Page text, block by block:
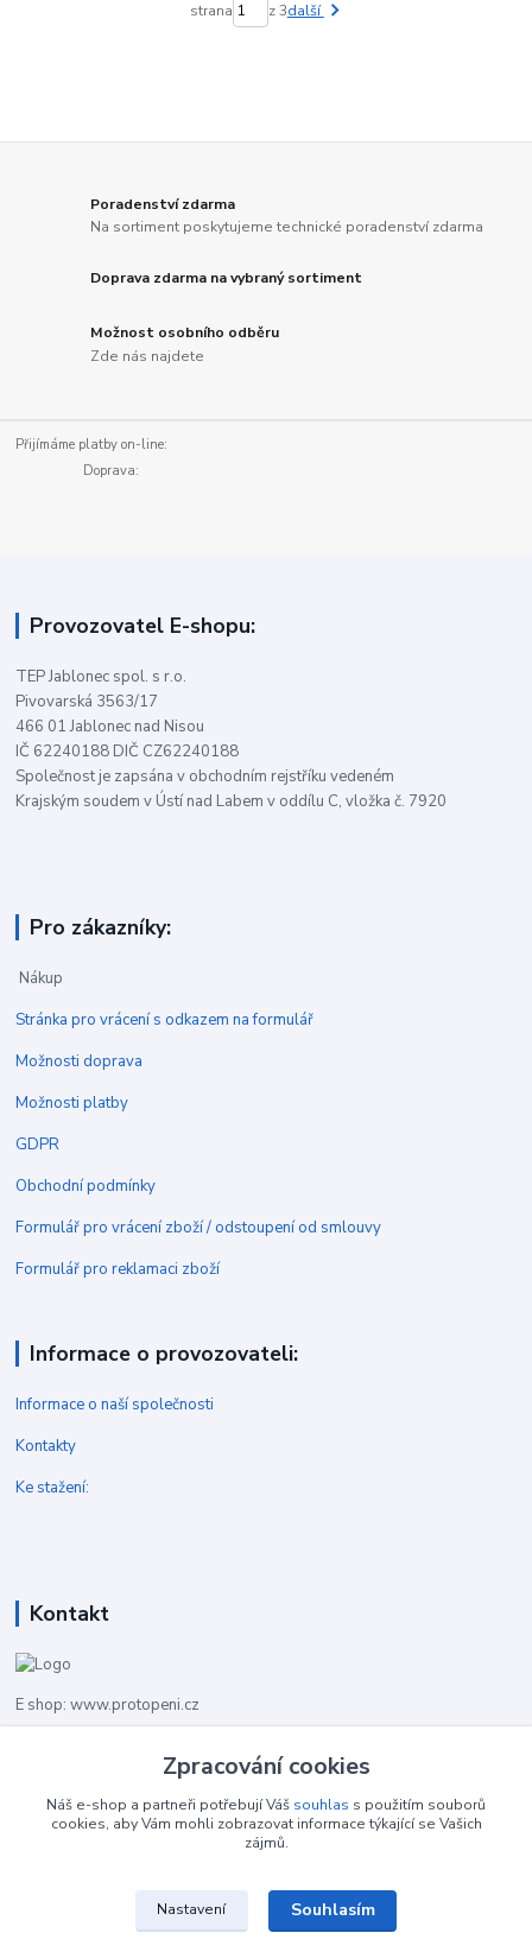
strana z 3další
Poradenství zdarma
Na sortiment poskytujeme technické poradenství zdarma
Doprava zdarma na vybraný sortiment
Možnost osobního odběru
Zde nás najdete
Přijímáme platby on-line:
Doprava:
Provozovatel E-shopu:
TEP Jablonec spol. s r.o.
Pivovarská 3563/17
466 01 Jablonec nad Nisou
IČ 62240188 DIČ CZ62240188
Společnost je zapsána v obchodním rejstříku vedeném
Krajským soudem v Ústí nad Labem v oddílu C, vložka č. 7920
Pro zákazníky:
Nákup
Stránka pro vrácení s odkazem na formulář
Možnosti doprava
Možnosti platby
GDPR
Obchodní podmínky
Formulář pro vrácení zboží / odstoupení od smlouvy
Formulář pro reklamaci zboží
Informace o provozovateli:
Informace o naší společnosti
Kontakty
Ke stažení:
Kontakt
E shop: www.protopeni.cz
+420 483 710 226
info@protopeni.cz
Zpracování cookies
Náš e-shop a partneři potřebují Váš souhlas s použitím souborů
cookies, aby Vám mohli zobrazovat informace týkající se Vašich
zájmů.
Nastavení Souhlasím